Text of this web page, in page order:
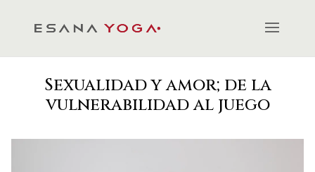
Sexualidad y amor; de la
vulnerabilidad al juego